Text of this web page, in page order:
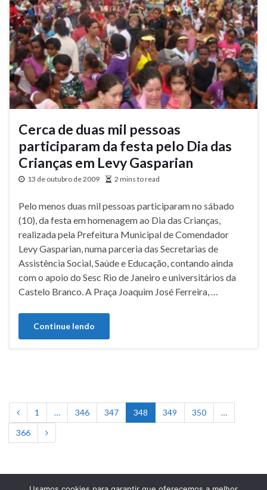
Cerca de duas mil pessoas
participaram da festa pelo Dia das
Crianças em Levy Gasparian
13 de outubro de 2009 2 mins to read
Pelo menos duas mil pessoas participaram no sábado
(10), da festa em homenagem ao Dia das Crianças,
realizada pela Prefeitura Municipal de Comendador
Levy Gasparian, numa parceria das Secretarias de
Assistência Social, Saúde e Educação, contando ainda
com o apoio do Sesc Rio de Janeiro e universitários da
Castelo Branco. A Praça Joaquim José Ferreira, …
Continue lendo
1 … 346 347 348 349 350
…
366